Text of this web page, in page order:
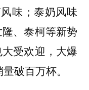
味；泰奶风味
、泰柯等新势
受欢迎，大爆
破百万杯。